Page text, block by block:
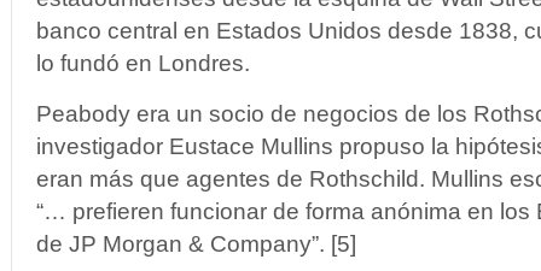
banco central en Estados Unidos desde 1838,
lo fundó en Londres.
Peabody era un socio de negocios de los
investigador Eustace Mullins propuso la
eran más que agentes de Rothschild. Mullins
“… prefieren funcionar de forma anónima en los
de JP Morgan & Company”. [5]